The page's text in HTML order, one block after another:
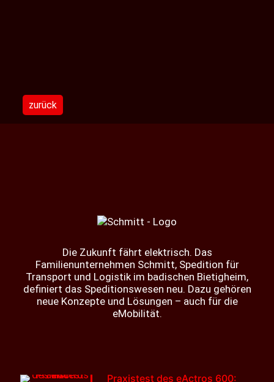
zurück
Die Zukunft fährt elektrisch. Das
Familienunternehmen Schmitt, Spedition für
Transport und Logistik im badischen Bietigheim,
definiert das Speditionswesen neu. Dazu gehören
neue Konzepte und Lösungen – auch für die
eMobilität.
Praxistest des eActros 600: